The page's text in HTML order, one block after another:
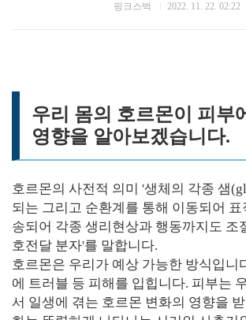
핑크스벅 2022. 11. 22. 02:22
우리 몸의 호르몬이 피부
영향을 알아보겠습니다.
호르몬의 사전적 의미 '생체의 각종 샘
되는 그리고 순환계를 통해 이동되어
송되어 각종 생리현상과 행동까지도 조
호전달 분자'를 말합니다.
호르몬은 우리가 예상 가능한 방식입니
에 트러블 등 피해를 입힙니다. 피부는
서 일생에 겪는 호르몬 변화의 영향을